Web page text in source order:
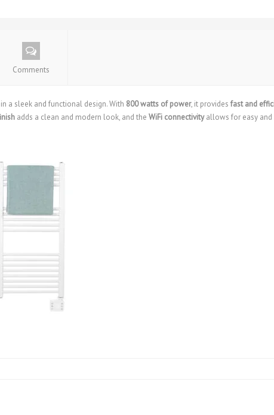
Comments
a sleek and functional design. With 800 watts of power, it provides fast and
adds a clean and modern look, and the WiFi connectivityallows for easy and